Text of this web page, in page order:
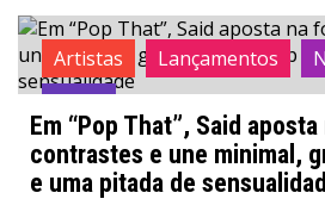
Artistas Lançamentos
News
Em “Pop That”, Said
contrastes e une minimal,
e uma pitada de